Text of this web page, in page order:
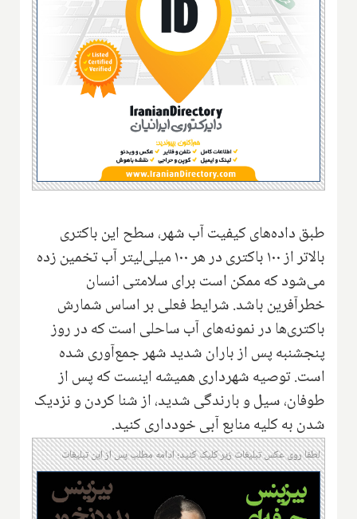
طبق داده‌های کیفیت آب شهر، سطح این باکتری
بالاتر از ۱۰۰ باکتری در هر ۱۰۰ میلی‌لیتر آب تخمین زده
می‌شود که ممکن است برای سلامتی انسان
خطرآفرین باشد. شرایط فعلی بر اساس شمارش
باکتری‌ها در نمونه‌های آب ساحلی است که در روز
پنجشنبه پس از باران شدید شهر جمع‌آوری شده
است. توصیه شهرداری همیشه اینست که پس از
طوفان، سیل و بارندگی شدید، از شنا کردن و نزدیک
شدن به کلیه منابع آبی خودداری کنید.
لطفا روی عکس تبلیغات زیر کلیک کنید؛ ادامه مطلب پس از این تبلیغات